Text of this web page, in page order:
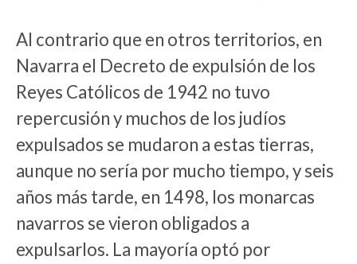
Al contrario que en otros territorios, en
Navarra el Decreto de expulsión de los
Reyes Católicos de 1942 no tuvo
repercusión y muchos de los judíos
expulsados se mudaron a estas tierras,
aunque no sería por mucho tiempo, y seis
años más tarde, en 1498, los monarcas
navarros se vieron obligados a
expulsarlos. La mayoría optó por